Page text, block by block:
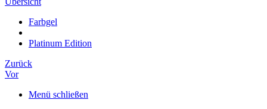
Farbgel
Platinum Edition
Zurück
Vor
Menü schließen